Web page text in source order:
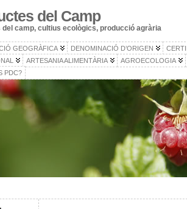
del Camp
del camp, cultius ecològics, producció agrària
GEOGRÀFICA DENOMINACIÓ D’ORIGEN
ARTESANIA ALIMENTÀRIA
AGROECOLOGIA
PDC?